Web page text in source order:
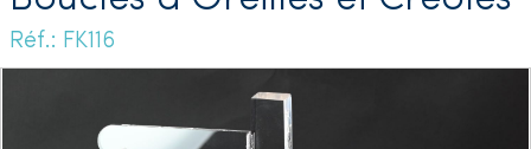
Réf.: FK116